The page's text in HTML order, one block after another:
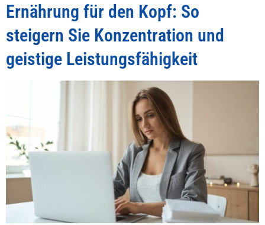
Ernährung für den Kopf: So
steigern Sie Konzentration und
geistige Leistungsfähigkeit